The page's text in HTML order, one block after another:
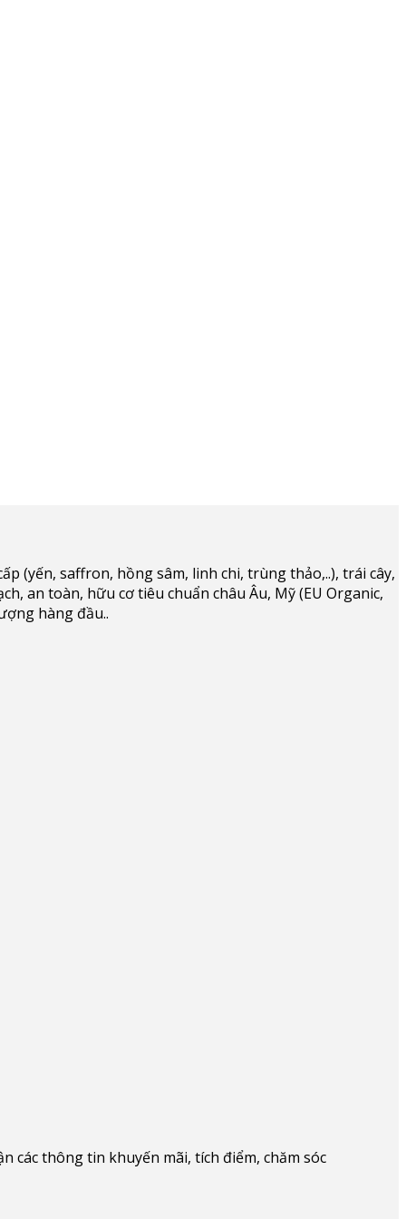
(yến, saffron, hồng sâm, linh chi, trùng thảo,..), trái cây,
an toàn, hữu cơ tiêu chuẩn châu Âu, Mỹ (EU Organic,
hàng đầu..
các thông tin khuyến mãi, tích điểm, chăm sóc